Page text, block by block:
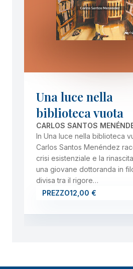
Una luce nella
biblioteca vuota
CARLOS SANTOS
In Una luce nella biblioteca
Carlos Santos Menéndez
crisi esistenziale e la
una giovane dottoranda in
divisa tra il rigore…
PREZZO12,00 €